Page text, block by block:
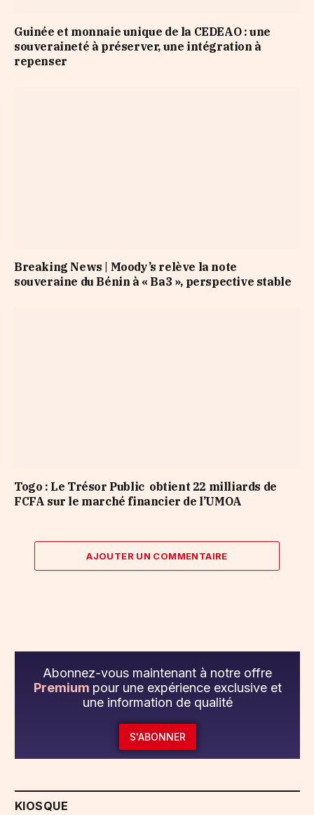
Guinée et monnaie unique de la CEDEAO : une
souveraineté à préserver, une intégration à
repenser
Breaking News | Moody’s relève la note
souveraine du Bénin à « Ba3 », perspective stable
Togo : Le Trésor Public obtient 22 milliards de
FCFA sur le marché financier de l’UMOA
AJOUTER UN COMMENTAIRE
Abonnez-vous maintenant à notre offre
Premium pour une expérience exclusive et
une information de qualité
S'ABONNER
KIOSQUE